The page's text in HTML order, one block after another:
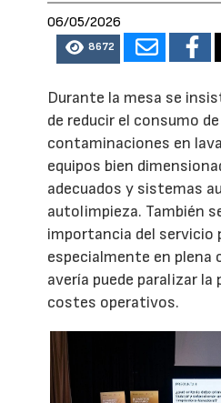
06/05/2026
8672
Durante la mesa se
de reducir el consumo
contaminaciones en
equipos bien
adecuados y sistemas
autolimpieza. También
importancia del servicio
especialmente en plena
avería puede paralizar
costes operativos.